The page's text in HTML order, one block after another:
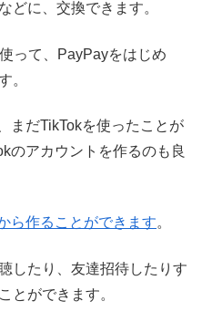
どに、交換できます。
って、PayPayをはじめ
。
まだTikTokを使ったことが
のアカウントを作るのも良
ら作ることができます。
したり、友達招待したりす
とができます。